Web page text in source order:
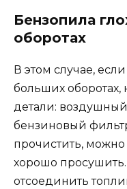
Бензопила
оборотах
В этом случае,
больших оборотах,
детали:
бензиновый
прочистить,
хорошо
отсоединить